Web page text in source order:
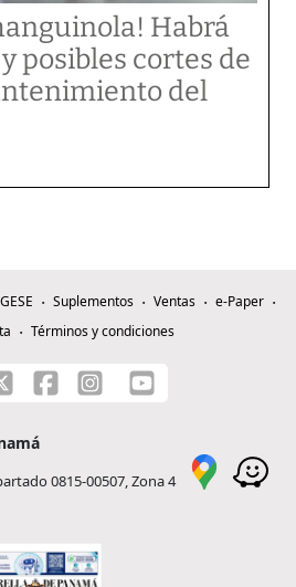
Habrá
posibles cortes de
del
Suplementos Ventas
e-Paper
Términos y condiciones
0815-00507, Zona 4